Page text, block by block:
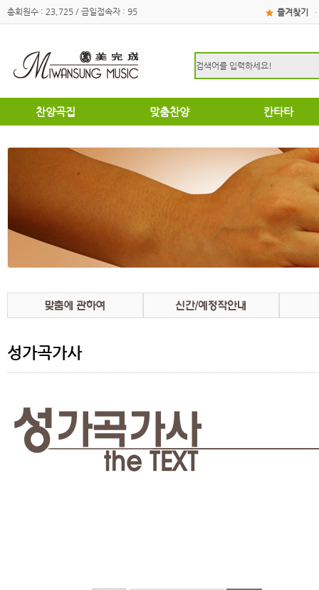
총회원수 : 23,725 / 금일접속자 : 95 즐겨찾기 ·
찬양곡집
쉽고은혜로운찬양곡집
절기별성가
여성성가
맞춤찬양
영광의찬양
찬송가편곡
명성가/복음성가합창편곡
특별찬양곡집
크리스마스
칸타타
부활절
성가곡가사